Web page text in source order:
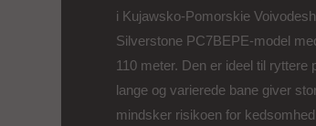
i Kujawsko-Pomorskie
Silverstone PC7BEPE-model
110 meter. Den er ideel til ryttere
lange og varierede bane giver
mindsker risikoen for